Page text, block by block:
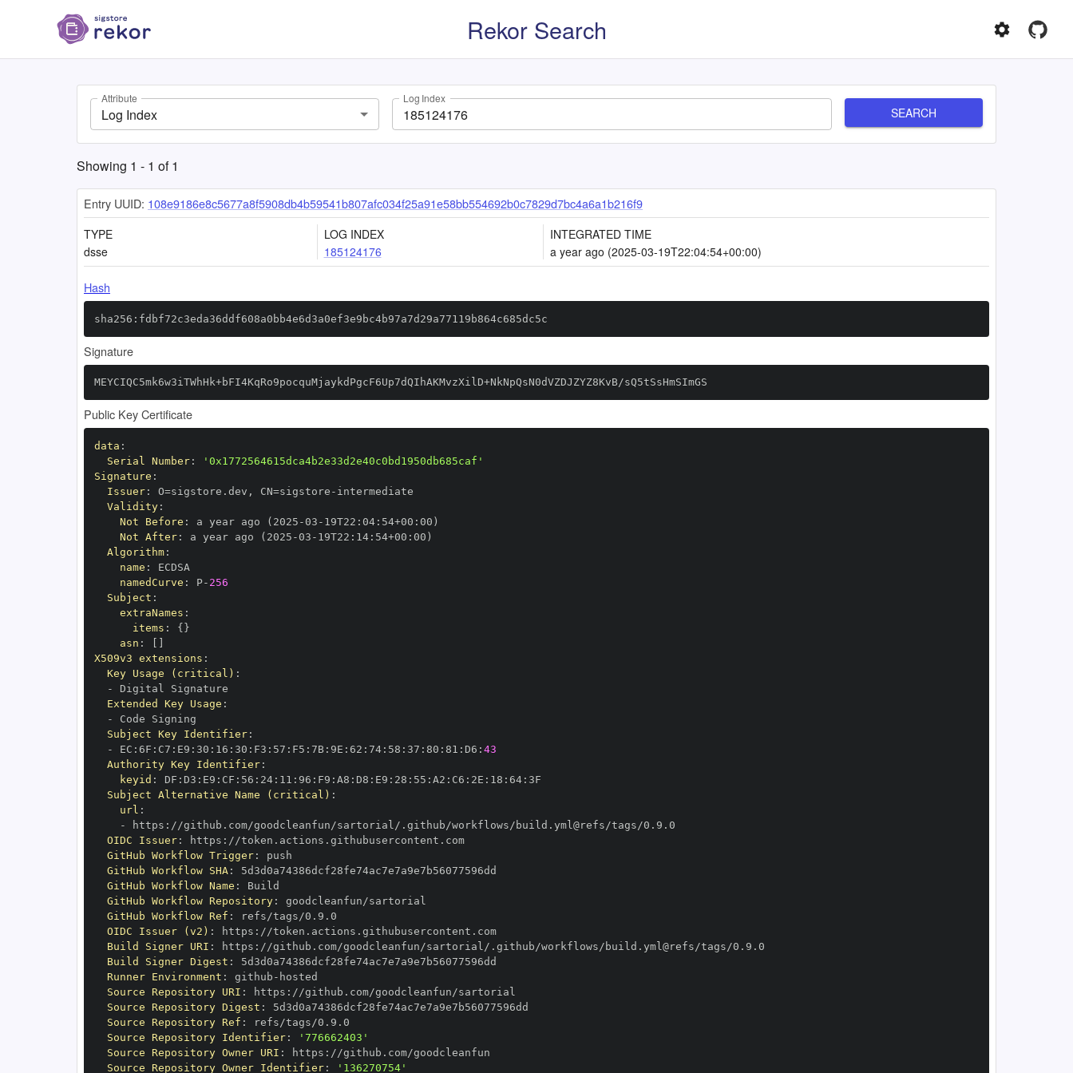
Rekor Search
Attribute
Log Index
Log Index
SEARCH
Showing 1 - 1 of1
Entry UUID: 108e9186e8c5677a8f5908db4b59541b807afc034f25a91e58bb554692b0c7829d7bc4a6a1b216f9
TYPE
dsse
LOG INDEX
185124176
INTEGRATED TIME
a year ago (2025-03-19T22:04:54+00:00)
Hash
sha256:fdbf72c3eda36ddf608a0bb4e6d3a0ef3e9bc4b97a7d29a77119b864c685dc5c
Signature
MEYCIQC5mk6w3iTWhHk+bFI4KqRo9pocquMjaykdPgcF6Up7dQIhAKMvzXilD+NkNpQsN0dVZDJZYZ8KvB/sQ5tSsHmSImGS
Public Key Certificate
data :
Serial Number:
'0x1772564615dca4b2e33d2e40c0bd1950db685caf'
Signature :
Issuer: O=sigstore.dev , CN=sigstore -
Validity:
Not Before : a year ago (2025 -03 - 19T22 : 04: 54+00 :
Not After: a year ago (2025 -03 - 19T22 : 14: 54+00 :
Algorithm:
name :
namedCurve : P- 256
Subject :
extraNames :
items : { }
asn :
X509v3 extensions :
Key Usage (critical) :
-
Extended Key Usage :
-
Subject Key Identifier:
-
EC : 6F : C7 : E9 : 30 : 16 : 30 : F3 : 57 : F5 : 7B: 9E : 62 : 74: 58 : 37 : 80 : 81 : D6 : 43
Authority Key Identifier:
keyid : DF : D3 : E9 : CF : 56 : 24: 11 : 96 : F9 : A8 : D8 : E9 : 28 : 55 : A2 : C6 : 2E : 18 : 64:
Subject Alternative Name (critical) :
url :
-
https :
OIDC Issuer: https :
//token.actions.githubusercontent.com
GitHub Workflow Trigger:
GitHub Workflow SHA:
GitHub Workflow Name :
GitHub Workflow Repository:
GitHub Workflow Ref :
OIDC Issuer (v2) : https :
//token.actions.githubusercontent.com
Build Signer URI : https :
Build Signer Digest :
Runner Environment : github -
Source Repository URI : https :
Source Repository Digest :
Source Repository Ref :
Source Repository Identifier:
'776662403'
Source Repository Owner URI : https :
Source Repository Owner Identifier: '136270754'